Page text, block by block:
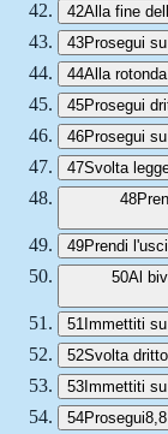
42Alla fine
43Prosegui
44Alla
45Prosegui
46Prosegui
47Svolta
48
49Prendi
50Al
51 Immettiti
52Svolta
53Immettiti
54Prosegui